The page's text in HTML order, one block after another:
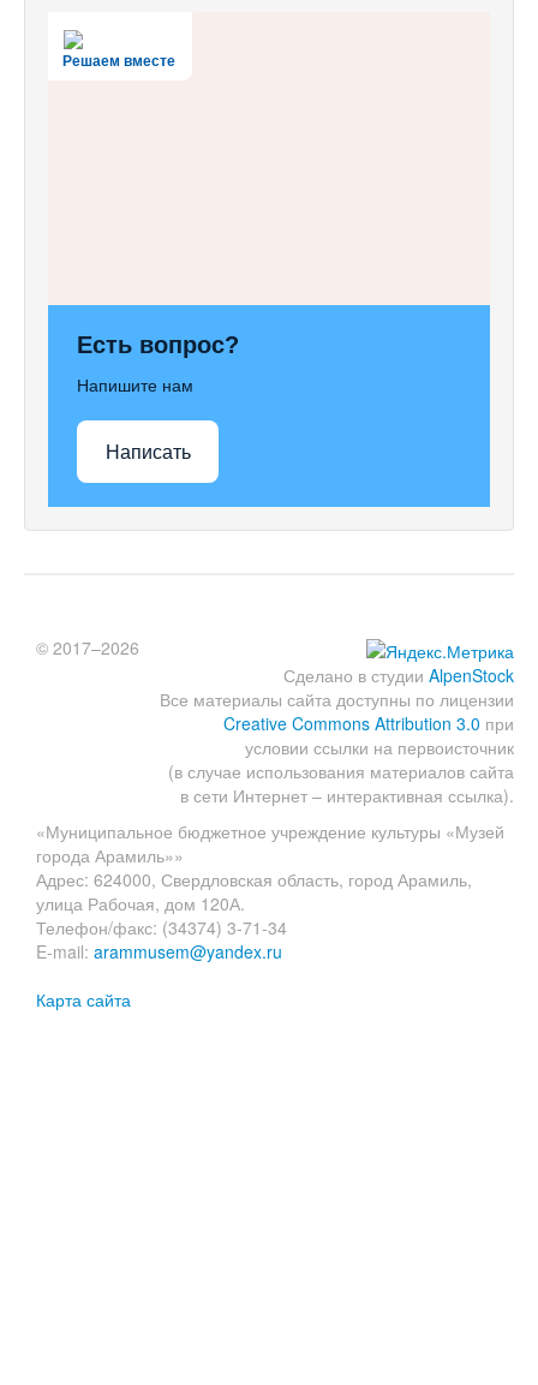
Решаем вместе
Есть вопрос?
Напишите нам
Написать
Сделано в студии AlpenStock
Все материалы сайта доступны по лицензии
Creative Commons Attribution 3.0 при
условии ссылки на первоисточник
(в случае использования материалов сайта
в сети Интернет – интерактивная ссылка).
© 2017–2026
«Муниципальное бюджетное учреждение культуры «Музей
города Арамиль»»
Адрес: 624000, Свердловская область, город Арамиль,
улица Рабочая, дом 120А.
Телефон/факс: (34374) 3-71-34
E-mail: arammusem@yandex.ru
Карта сайта